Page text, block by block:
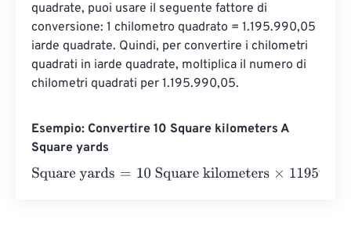
quadrate, puoi usare il seguente fattore di
conversione: 1 chilometro quadrato = 1.195.990,05
iarde quadrate. Quindi, per convertire i chilometri
quadrati in iarde quadrate, moltiplica il numero di
chilometri quadrati per 1.195.990,05.
Esempio: Convertire 10 Square kilometers A
Square yards
Square yards=10 Square kilometers×1195990.0463011